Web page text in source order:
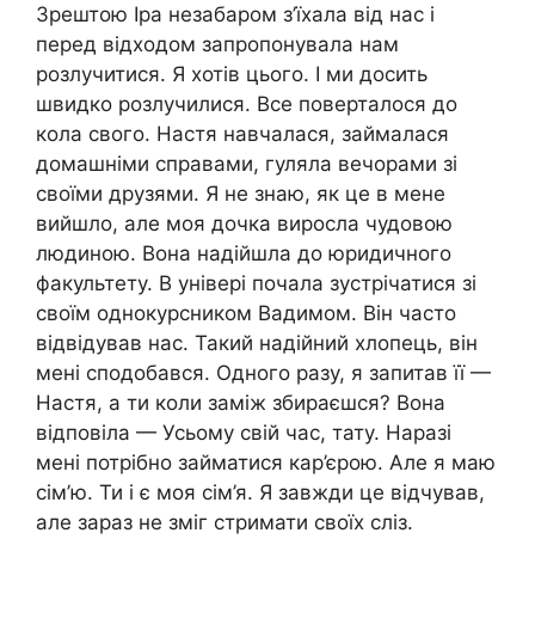
Зрештою Іра незабаром з’їхала від нас і
перед відходом запропонувала нам
розлyчитися. Я хотів цього. І ми досить
швидко розлyчилися. Все поверталося до
кола свого. Настя навчалася, займалася
домашніми справами, гуляла вечорами зі
своїми друзями. Я не знаю, як це в мене
вийшло, але моя дочка виросла чудовою
людиною. Вона надійшла до юридичного
факультету. В універі почала зустрічатися зі
своїм однокурсником Вадимом. Він часто
відвідував нас. Такий надійний хлопець, він
мені сподобався. Одного разу, я запитав її —
Настя, а ти коли замiж збираєшся? Вона
відповіла — Усьому свій час, тату. Наразі
мені потрібно займатися кар’єрою. Але я маю
сім’ю. Ти і є моя сім’я. Я завжди це відчував,
але зараз не зміг стримати своїх сліз.